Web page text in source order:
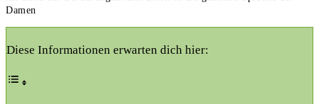
Damen
Diese Informationen erwarten dich hier: